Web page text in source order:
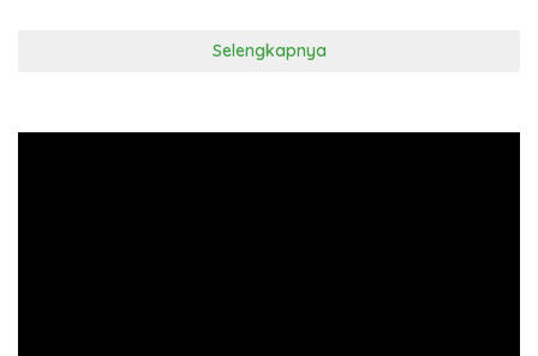
Selengkapnya